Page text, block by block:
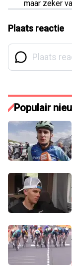
maar zeker
Plaats reactie
Populair